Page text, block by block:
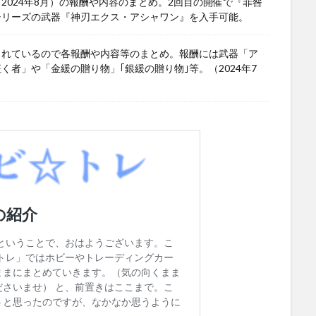
ーズの武器『神刃エクス・アシャワン』を入手可能。
ているので各報酬や内容等のまとめ。報酬には武器「ア
者」や「金緩の贈り物」｢銀緩の贈り物｣等。（2024年7